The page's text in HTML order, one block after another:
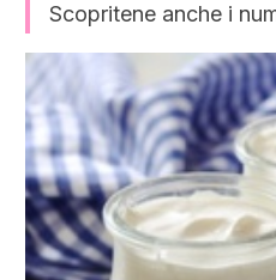
Scopritene anche i